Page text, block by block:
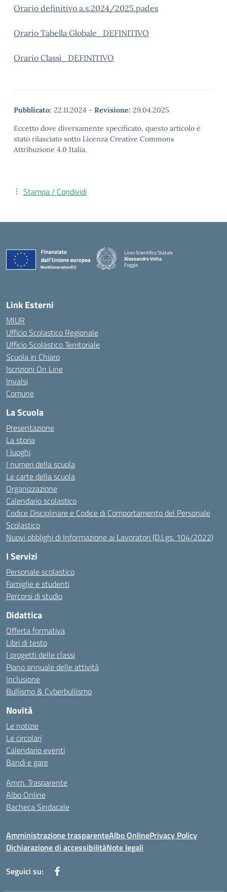
Orario definitivo a.s.2024/2025.pades
Orario Tabella Globale_DEFINITIVO
Orario Classi_DEFINITIVO
Pubblicato: 22.11.2024 - Revisione: 29.04.2025
Eccetto dove diversamente specificato, questo articolo è
stato rilasciato sotto Licenza Creative Commons
Attribuzione 4.0 Italia.
Stampa / Condividi
Liceo Scientifico Statale
Alessandro Volta
Foggia
— Visita la pagina iniziale della scuola
Link Esterni
MIUR
Ufficio Scolastico Regionale
Ufficio Scolastico Territoriale
Scuola in Chiaro
Iscrizioni On Line
Invalsi
Comune
La Scuola
Presentazione
La storia
I luoghi
I numeri della scuola
Le carte della scuola
Organizzazione
Calendario scolastico
Codice Disciplinare e Codice di Comportamento del Personale
Scolastico
Nuovi obblighi di Informazione ai Lavoratori (D.Lgs. 104/2022)
I Servizi
Personale scolastico
Famiglie e studenti
Percorsi di studio
Didattica
Offerta formativa
Libri di testo
I progetti delle classi
Piano annuale delle attività
Inclusione
Bullismo & Cyberbullismo
Novità
Le notizie
Le circolari
Calendario eventi
Bandi e gare
Amm. Trasparente
Albo Online
Bacheca Sindacale
Amministrazione trasparenteAlbo OnlinePrivacy Policy
Dichiarazione di accessibilitàNote legali
Seguici su: